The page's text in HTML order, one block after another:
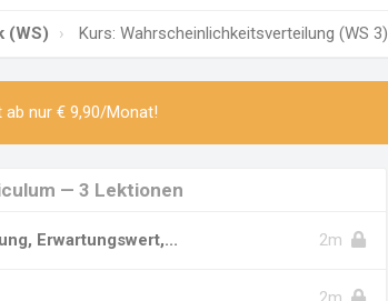
(WS) Kurs: Wahrscheinlichkeitsverteilung (WS 3)
ab nur € 9,90/Monat!
— 3 Lektionen
Erwartungswert,... 2m